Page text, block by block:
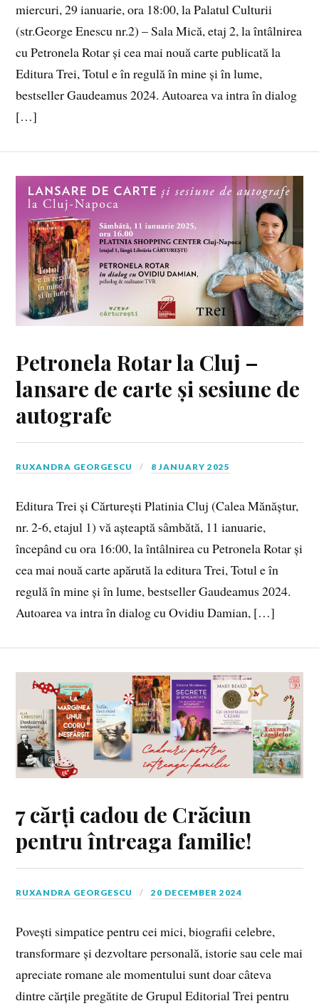
miercuri, 29 ianuarie, ora 18:00, la Palatul Culturii
(str.George Enescu nr.2) – Sala Mică, etaj 2, la întâlnirea
cu Petronela Rotar și cea mai nouă carte publicată la
Editura Trei, Totul e în regulă în mine și în lume,
bestseller Gaudeamus 2024. Autoarea va intra în dialog
[…]
Petronela Rotar la Cluj –
lansare de carte și sesiune de
autografe
RUXANDRA GEORGESCU 8 JANUARY 2025
Editura Trei și Cărturești Platinia Cluj (Calea Mănăștur,
nr. 2-6, etajul 1) vă așteaptă sâmbătă, 11 ianuarie,
începând cu ora 16:00, la întâlnirea cu Petronela Rotar și
cea mai nouă carte apărută la editura Trei, Totul e în
regulă în mine și în lume, bestseller Gaudeamus 2024.
Autoarea va intra în dialog cu Ovidiu Damian, […]
7 cărți cadou de Crăciun
pentru întreaga familie!
RUXANDRA GEORGESCU 20 DECEMBER 2024
Povești simpatice pentru cei mici, biografii celebre,
transformare și dezvoltare personală, istorie sau cele mai
apreciate romane ale momentului sunt doar câteva
dintre cărțile pregătite de Grupul Editorial Trei pentru